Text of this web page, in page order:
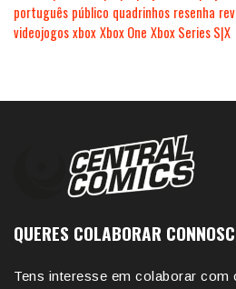
português público quadrinhos resenha
videojogosxboxXbox One Xbox Series S|X
QUERES COLABORAR
Tens interesse em colaborar com